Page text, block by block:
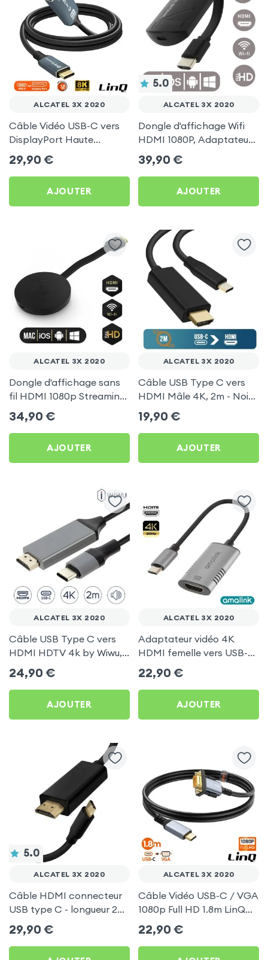
ALCATEL 3X 2020
Câble Vidéo USB-C vers
DisplayPort Haute
Définition 8K 1.8m, LinQ
pour Alcatel 3X 2020
29,90 €
AJOUTER
5.0
ALCATEL 3X 2020
Dongle d'affichage Wifi
HDMI 1080P, Adaptateur
d'affichage Vidéo Sans-fil
TV pour Alcatel 3X 2020
39,90 €
AJOUTER
ALCATEL 3X 2020
Dongle d'affichage sans
fil HDMI 1080p Streaming,
récepteur vidéo TV
(compatible Miracast,
AirPlay, DLNA) pour
Alcatel 3X 2020
34,90 €
AJOUTER
ALCATEL 3X 2020
Câble USB Type C vers
HDMI Mâle 4K, 2m - Noir
pour Alcatel 3X 2020
19,90 €
AJOUTER
ALCATEL 3X 2020
Câble USB Type C vers
HDMI HDTV 4k by Wiwu,
2 mètres - Noir pour
Alcatel 3X 2020
24,90 €
AJOUTER
ALCATEL 3X 2020
Adaptateur vidéo 4K
HDMI femelle vers USB-C
mâle pour Alcatel 3X
2020
22,90 €
AJOUTER
5.0
ALCATEL 3X 2020
Câble HDMI connecteur
USB type C - longueur 2
mètres pour Alcatel 3X
2020
29,90 €
ALCATEL 3X 2020
Câble Vidéo USB-C / VGA
1080p Full HD 1.8m LinQ
pour Alcatel 3X 2020
22,90 €